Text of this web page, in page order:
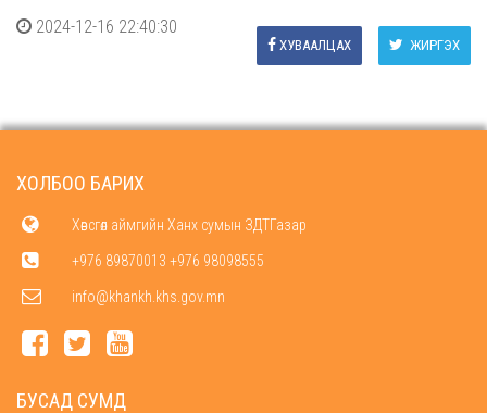
2024-12-16 22:40:30
ЖИРГЭХ
ХУВААЛЦАХ
ХОЛБОО БАРИХ
Хөвсгөл аймгийн Ханх сумын ЗДТГазар
+976 89870013 +976 98098555
info@khankh.khs.gov.mn
БУСАД СУМД